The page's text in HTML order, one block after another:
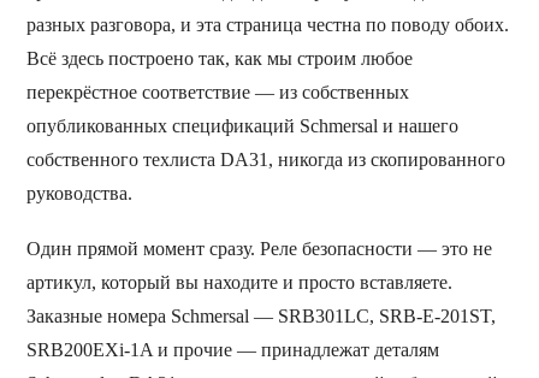
разных разговора, и эта страница честна по поводу обоих.
Всё здесь построено так, как мы строим любое
перекрёстное соответствие — из собственных
опубликованных спецификаций Schmersal и нашего
собственного техлиста DA31, никогда из скопированного
руководства.
Один прямой момент сразу. Реле безопасности — это не
артикул, который вы находите и просто вставляете.
Заказные номера Schmersal — SRB301LC, SRB-E-201ST,
SRB200EXi-1A и прочие — принадлежат деталям